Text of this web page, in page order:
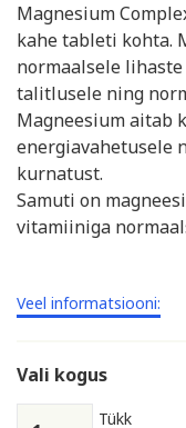
Magnesium
kahe tableti kohta.
normaalsele
talitlusele ning
Magneesium aitab
energiavahetusele
kurnatust.
Samuti on
vitamiiniga
Veel informatsiooni:
Vali kogus
Tükk